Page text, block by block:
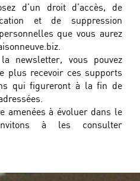
d’un droit d’accès, de
et de suppression
que vous aurez
newsletter, vous pouvez
plus recevoir ces supports
qui figureront à la fin de
amenées à évoluer dans le
à les consulter